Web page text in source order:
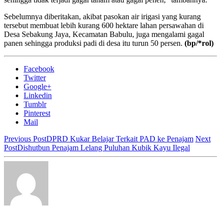
Sebelumnya diberitakan, akibat pasokan air irigasi yang kurang
tersebut membuat lebih kurang 600 hektare lahan persawahan di
Desa Sebakung Jaya, Kecamatan Babulu, juga mengalami gagal
panen sehingga produksi padi di desa itu turun 50 persen. (bp/*rol)
Facebook
Twitter
Google+
Linkedin
Tumblr
Pinterest
Mail
Previous PostDPRD Kukar Belajar Terkait PAD ke Penajam Next
PostDishutbun Penajam Lelang Puluhan Kubik Kayu Ilegal